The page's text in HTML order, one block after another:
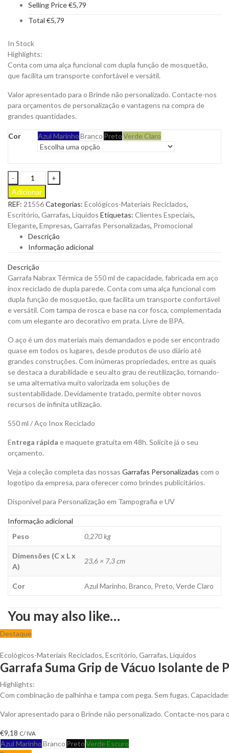
Selling Price€5,79
Total €5,79
In Stock
Highlights:
Conta com uma alça funcional com dupla função de mosquetão,
que facilita um transporte confortável e versátil.
Valor apresentado para o Brinde não personalizado. Contacte-nos
para orçamentos de personalização e vantagens na compra de
grandes quantidades.
Cor Azul MarinhoBranco PretoVerde Claro
Garrafa
Nabrax
Térmica
em
Aço
Inox
Reciclado
de
para
Personalizar
quantity
Adicionar
REF: 21556Categorias: Ecológicos-Materiais Reciclados,
Escritório, Garrafas, Líquidos Etiquetas: Clientes Especiais,
Elegante, Empresas, Garrafas Personalizadas, Promocional
Descrição
Informação adicional
Descrição
Garrafa Nabrax Térmica de 550 ml de capacidade, fabricada em aço
inox reciclado de dupla parede. Conta com uma alça funcional com
dupla função de mosquetão, que facilita um transporte confortável
e versátil. Com tampa de rosca e base na cor fosca, complementada
com um elegante aro decorativo em prata. Livre de BPA.
O aço é um dos materiais mais demandados e pode ser encontrado
quase em todos os lugares, desde produtos de uso diário até
grandes construções. Com inúmeras propriedades, entre as quais
se destaca a durabilidade e seu alto grau de reutilização, tornando-
se uma alternativa muito valorizada em soluções de
sustentabilidade. Devidamente tratado, permite obter novos
recursos de infinita utilização.
550 ml / Aço Inox Reciclado
Entrega rápida e maquete gratuita em 48h. Solicite já o seu
orçamento.
Veja a coleção completa das nossas Garrafas Personalizadas com o
logotipo da empresa, para oferecer como brindes publicitários.
Disponível para Personalização em Tampografia e UV
Informação adicional
Peso
0,270 kg
Dimensões (C x L x
A)
23,6 × 7,3 cm
Cor Azul Marinho, Branco, Preto, Verde Claro
You may also like…
Destaque
Ecológicos-Materiais Reciclados, Escritório, Garrafas, Líquidos
Garrafa Suma Grip de Vácuo Isolante de
Highlights:
Com combinação de palhinha e tampa com pega. Sem fugas.
Valor apresentado para o Brinde não personalizado. Contacte-nos
€9,18 C/ IVA
Azul MarinhoBranco PretoVerde Escuro